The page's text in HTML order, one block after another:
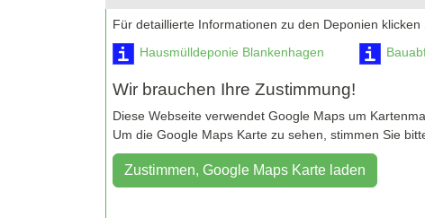
Für detaillierte Informationen zu den Deponien klicken
Hausmülldeponie Blankenhagen
Wir brauchen Ihre Zustimmung!
Diese Webseite verwendet Google Maps um
Um die Google Maps Karte zu sehen, stimmen Sie